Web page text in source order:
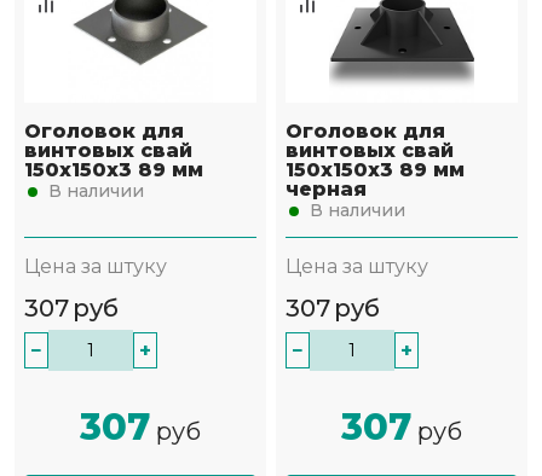
Оголовок для
винтовых свай
150х150х3 89 мм
В наличии
Цена за штуку
307 руб
− +
307 руб
Оголовок для
винтовых свай
150х150х3 89 мм
черная
В наличии
Цена за штуку
307 руб
− +
307 руб